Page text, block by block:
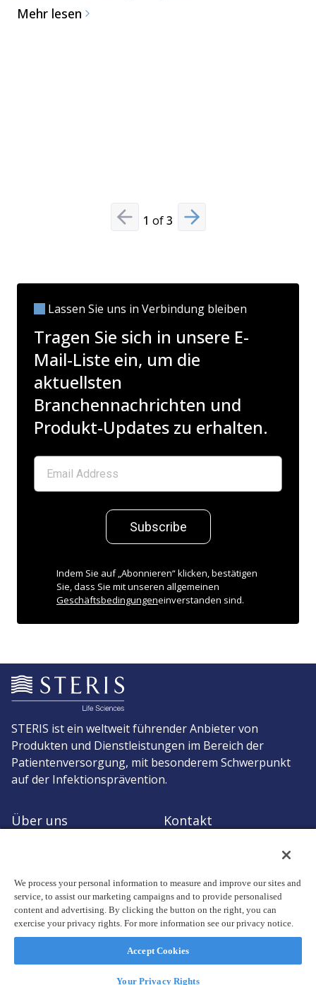
Mehr lesen
Previous slide
1 of3 Next slide
Lassen Sie uns in Verbindung bleiben
Tragen Sie sich in unsere E-
Mail-Liste ein, um die
aktuellsten
Branchennachrichten und
Produkt-Updates zu erhalten.
Subscribe
Indem Sie auf „Abonnieren“ klicken, bestätigen
Sie, dass Sie mit unseren allgemeinen
Geschäftsbedingungeneinverstanden sind.
STERIS ist ein weltweit führender Anbieter von
Produkten und Dienstleistungen im Bereich der
Patientenversorgung, mit besonderem Schwerpunkt
auf der Infektionsprävention.
Über uns
Kontakt
© Copyright 2026, STERIS plc. Alle Rechte vorbehalten.
Geschäftssitz: 70 Sir John Rogerson's Quay, Dublin 2 Ireland
We process your personal information to measure and improve our sites and
service, to assist our marketing campaigns and to provide personalised
content and advertising. By clicking the button on the right, you can
exercise your privacy rights. For more information see our privacy notice.
Accept Cookies
Your Privacy Rights